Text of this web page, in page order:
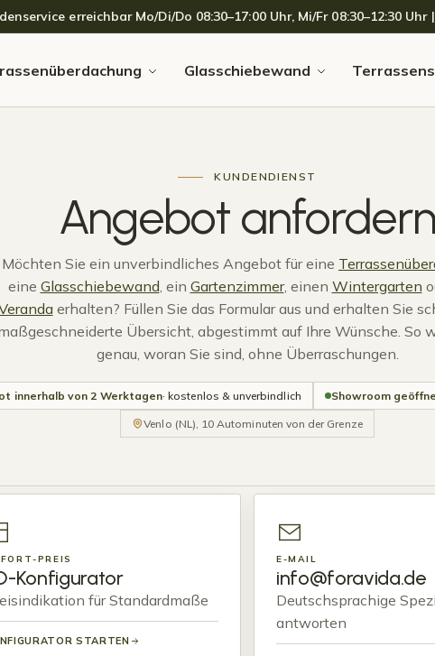
erreichbar Mo/Di/Do 08:30–17:00 Uhr, Mi/Fr 08:30–12:30
Glasschiebewand
KUNDENDIENST
Angebot anfordern
Möchten Sie ein unverbindliches Angebot für eine
eine Glasschiebewand , ein Gartenzimmer, einen Wintergarten
erhalten? Füllen Sie das Formular aus und erhalten Sie
Übersicht, abgestimmt auf Ihre Wünsche. So
genau, woran Sie sind, ohne Überraschungen.
innerhalb von 2 Werktagen· kostenlos & unverbindlich Showroom
Venlo (NL), 10 Autominuten von der Grenze
PREIS
Konfigurator
für Standardmaße
STARTEN
E-MAIL
info@foravida.de
Deutschsprachige
antworten